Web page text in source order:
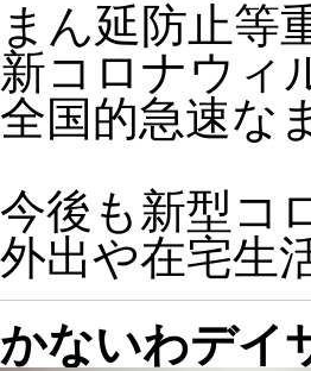
まん延防止等
新コロナウィ
全国的急速な
今後も新型コ
外出や在宅生
かないわデイ